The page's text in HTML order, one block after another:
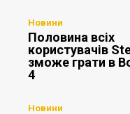
Новини
Половина всіх
користувачів
зможе грати в
4
Новини